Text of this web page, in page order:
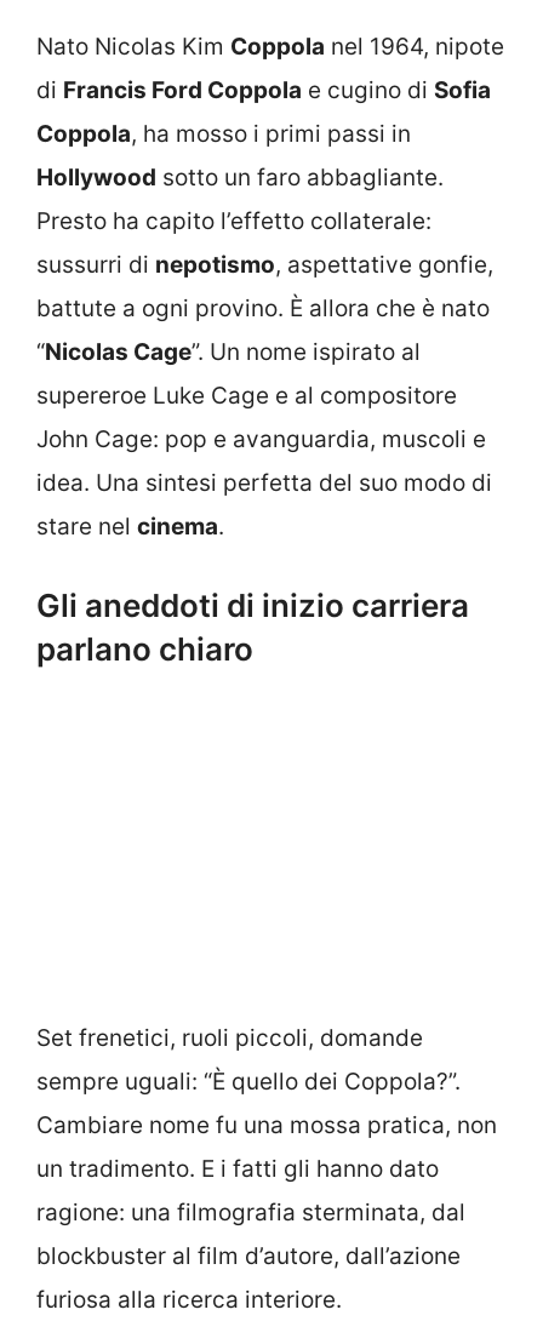
Nato Nicolas Kim Coppola nel 1964, nipote
di Francis Ford Coppola e cugino di Sofia
Coppola, ha mosso i primi passi in
Hollywood sotto un faro abbagliante.
Presto ha capito l’effetto collaterale:
sussurri di nepotismo, aspettative gonfie,
battute a ogni provino. È allora che è nato
“Nicolas Cage”. Un nome ispirato al
supereroe Luke Cage e al compositore
John Cage: pop e avanguardia, muscoli e
idea. Una sintesi perfetta del suo modo di
stare nel cinema.
Gli aneddoti di inizio carriera
parlano chiaro
Set frenetici, ruoli piccoli, domande
sempre uguali: “È quello dei Coppola?”.
Cambiare nome fu una mossa pratica, non
un tradimento. E i fatti gli hanno dato
ragione: una filmografia sterminata, dal
blockbuster al film d’autore, dall’azione
furiosa alla ricerca interiore.